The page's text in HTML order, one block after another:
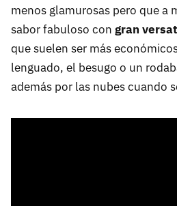
menos glamurosas pero que a
sabor fabuloso con gran
que suelen ser más
lenguado, el besugo o un
además por las nubes cuando